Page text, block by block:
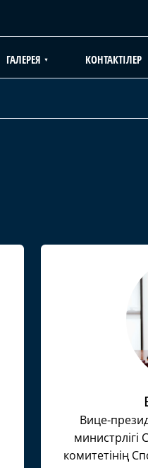
ГАЛЕРЕЯ КОНТАКТІЛЕР
Вице-
комитетінің